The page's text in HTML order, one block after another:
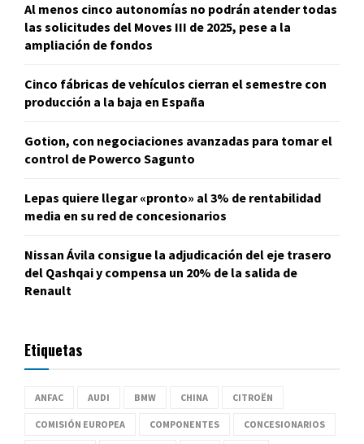
Al menos cinco autonomías no podrán atender todas
las solicitudes del Moves III de 2025, pese a la
ampliación de fondos
Cinco fábricas de vehículos cierran el semestre con
producción a la baja en España
Gotion, con negociaciones avanzadas para tomar el
control de Powerco Sagunto
Lepas quiere llegar «pronto» al 3% de rentabilidad
media en su red de concesionarios
Nissan Ávila consigue la adjudicación del eje trasero
del Qashqai y compensa un 20% de la salida de
Renault
Etiquetas
ANFAC AUDI BMW CHINA CITROËN
COMISIÓN EUROPEA COMPONENTES CONCESIONARIOS